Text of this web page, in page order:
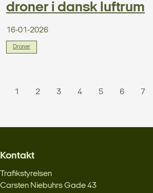
droner i dansk luftrum
16-01-2026
Droner
1 2 3 4 5 6 7
Kontakt
Trafikstyrelsen
Carsten Niebuhrs Gade 43